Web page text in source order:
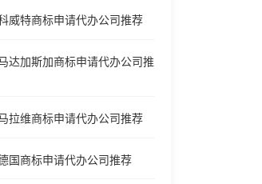
威特商标申请代办公司推荐
达加斯加商标申请代办公司推
拉维商标申请代办公司推荐
国商标申请代办公司推荐